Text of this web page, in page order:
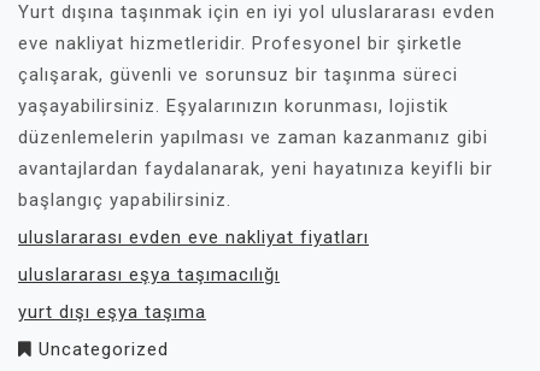
Yurt dışına taşınmak için en iyi yol uluslararası evden
eve nakliyat hizmetleridir. Profesyonel bir şirketle
çalışarak, güvenli ve sorunsuz bir taşınma süreci
yaşayabilirsiniz. Eşyalarınızın korunması, lojistik
düzenlemelerin yapılması ve zaman kazanmanız gibi
avantajlardan faydalanarak, yeni hayatınıza keyifli bir
başlangıç yapabilirsiniz.
uluslararası evden eve nakliyat fiyatları
uluslararası eşya taşımacılığı
yurt dışı eşya taşıma
Uncategorized